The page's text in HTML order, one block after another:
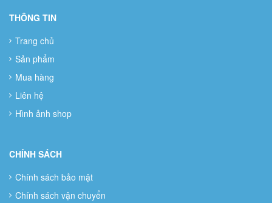
THÔNG TIN
Trang chủ
Sản phẩm
Mua hàng
Liên hệ
Hình ảnh shop
CHÍNH SÁCH
Chính sách bảo mật
Chính sách vận chuyển